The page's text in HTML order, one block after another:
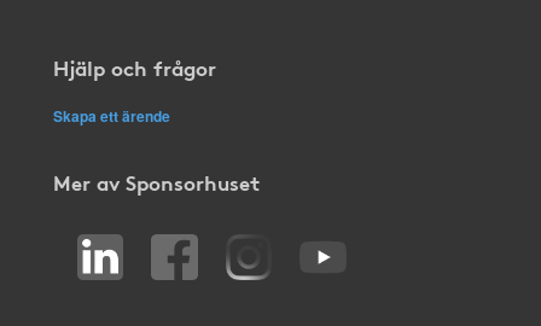
Hjälp och frågor
Skapa ett ärende
Mer av Sponsorhuset